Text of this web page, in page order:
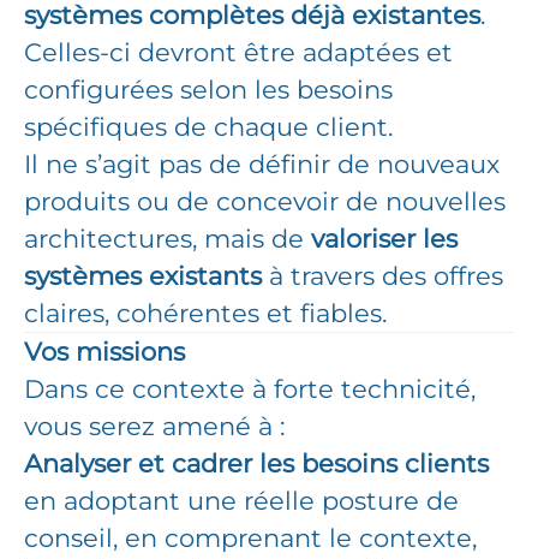
systèmes complètes déjà existantes.
Celles-ci devront être adaptées et
configurées selon les besoins
spécifiques de chaque client.
Il ne s’agit pas de définir de nouveaux
produits ou de concevoir de nouvelles
architectures, mais de valoriser les
systèmes existantsà travers des offres
claires, cohérentes et fiables.
Vos missions
Dans ce contexte à forte technicité,
vous serez amené à :
Analyser et cadrer les besoins clients
en adoptant une réelle posture de
conseil, en comprenant le contexte,